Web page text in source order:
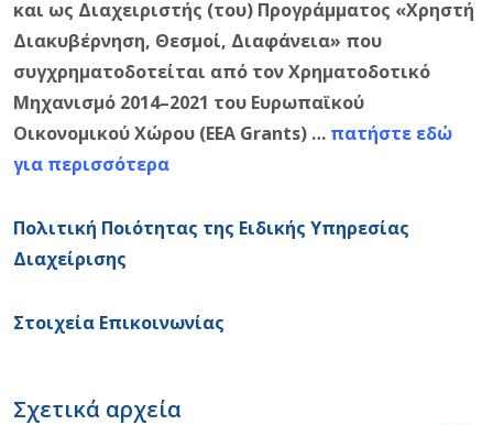
και ως Διαχειριστής (του) Προγράμματος «Χρηστή
Διακυβέρνηση, Θεσμοί, Διαφάνεια» που
συγχρηματοδοτείται από τον Χρηματοδοτικό
Μηχανισμό 2014–2021 του Ευρωπαϊκού
Οικονομικού Χώρου (EEA Grants) … πατήστε εδώ
για περισσότερα
Πολιτική Ποιότητας της Ειδικής Υπηρεσίας
Διαχείρισης
Στοιχεία Επικοινωνίας
Σχετικά αρχεία